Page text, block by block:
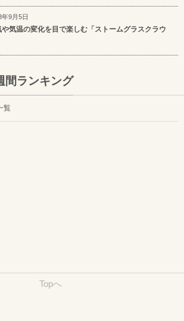
年9月5日
や気温の変化を目で楽しむ「ストームグラスクラウ
間ランキング
覧
Topへ